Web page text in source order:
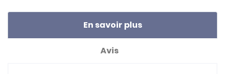
En savoir plus
Avis